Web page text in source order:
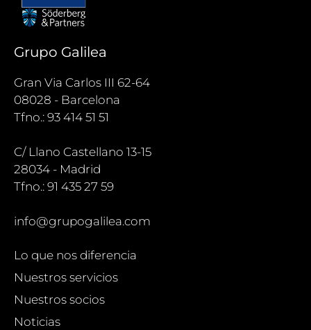
Grupo Galilea
Gran Via Carlos III 62-64
08028 - Barcelona
Tfno.: 93 414 51 51
C/ Llano Castellano 13-15
28034 - Madrid
Tfno.: 91 435 27 59
info@grupogalilea.com
Lo que nos diferencia
Nuestros servicios
Nuestros socios
Noticias